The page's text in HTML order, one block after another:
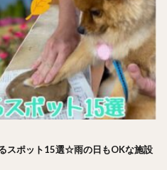
スポット15選☆雨の日もOKな施設